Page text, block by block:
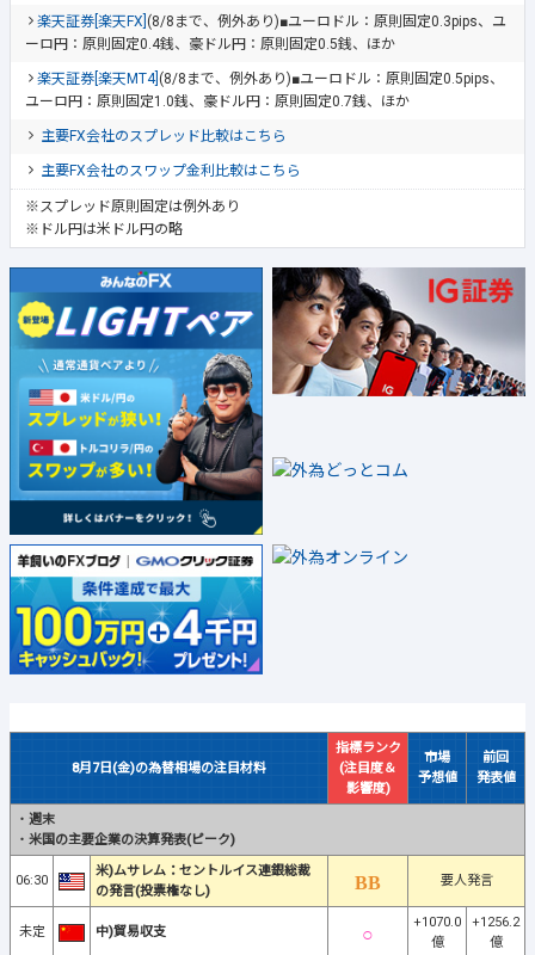
楽天証券[楽天FX] (8/8まで、例外あり)■ユーロドル：原則固定0.3pips、ユ
ーロ円：原則固定0.4銭、豪ドル円：原則固定0.5銭、ほか
楽天証券[楽天MT4] (8/8まで、例外あり)■ユーロドル：原則固定0.5pips、
ユーロ円：原則固定1.0銭、豪ドル円：原則固定0.7銭、ほか
主要FX会社のスプレッド比較はこちら
主要FX会社のスワップ金利比較はこちら
※スプレッド原則固定は例外あり
※ドル円は米ドル円の略
8月7日(金)の為替相場の注目材料
指標ランク
(注目度＆
影響度)
市場
予想値
前回
発表値
・ 週末
・ 米国の主要企業の決算発表(ピーク)
06:30
米)ムサレム：セントルイス連銀総裁
の発言(投票権なし)
要人発言
未定 中)貿易収支
+1070.0
億
+1256.2
億